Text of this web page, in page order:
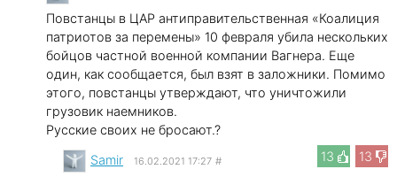
Повстанцы в ЦАР антиправительственная «Коалиция
патриотов за перемены» 10 февраля убила нескольких
бойцов частной военной компании Вагнера. Еще
один, как сообщается, был взят в заложники. Помимо
этого, повстанцы утверждают, что уничтожили
грузовик наемников.
Русские своих не бросают.?
13
13
Samir 16.02.2021 17:27 #